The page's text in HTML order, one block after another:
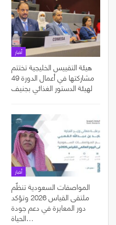
أخبار
هيئة التقييس الخليجية تختتم
مشاركتها في أعمال الدورة 49
لهيئة الدستور الغذائي بجنيف
أخبار
المواصفات السعودية تنظّم
ملتقى القياس 2026 وتؤكد
دور المعايرة في دعم جودة
الحياة…